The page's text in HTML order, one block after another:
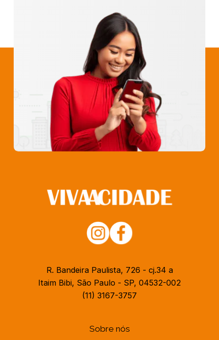
R. Bandeira Paulista, 726 - cj.34 a
Itaim Bibi, São Paulo - SP, 04532-002
(11) 3167-3757
Sobre nós